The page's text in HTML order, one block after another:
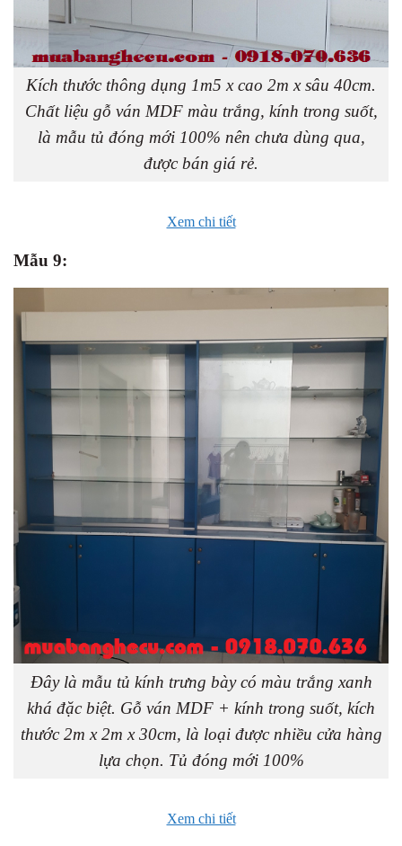
Kích thước thông dụng 1m5 x cao 2m x sâu 40cm.
Chất liệu gỗ ván MDF màu trắng, kính trong suốt,
là mẫu tủ đóng mới 100% nên chưa dùng qua,
được bán giá rẻ.
Xem chi tiết
Mẫu 9:
Đây là mẫu tủ kính trưng bày có màu trắng xanh
khá đặc biệt. Gỗ ván MDF + kính trong suốt, kích
thước 2m x 2m x 30cm, là loại được nhiều cửa hàng
lựa chọn. Tủ đóng mới 100%
Xem chi tiết